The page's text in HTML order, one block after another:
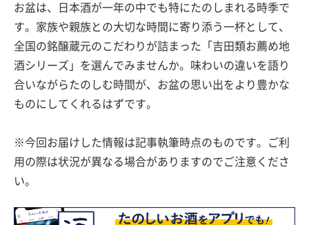
お盆は、日本酒が一年の中でも特にたのしまれる時季で
す。家族や親族との大切な時間に寄り添う一杯として、
全国の銘醸蔵元のこだわりが詰まった「吉田類お薦め地
酒シリーズ」を選んでみませんか。味わいの違いを語り
合いながらたのしむ時間が、お盆の思い出をより豊かな
ものにしてくれるはずです。
※今回お届けした情報は記事執筆時点のものです。ご利
用の際は状況が異なる場合がありますのでご注意くださ
い。